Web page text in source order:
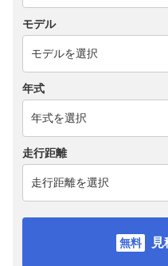
モデル
年式
走行距離
見